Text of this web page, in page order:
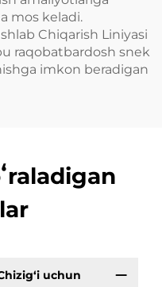
mos keladi.
Chiqarish Liniyasi
raqobatbardosh snek
imkon beradigan
uchun